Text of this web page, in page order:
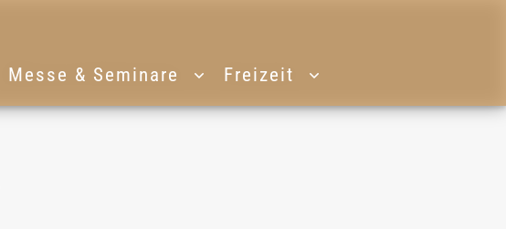
Messe & Seminare Freizeit